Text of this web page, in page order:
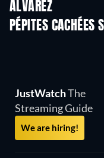
ÁLVAREZ
PÉPITES CACHÉES
JustWatchThe
Streaming Guide
We are hiring!